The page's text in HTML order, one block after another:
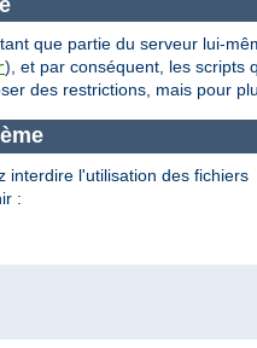
que partie du serveur lui-
), et par conséquent, les scripts
des restrictions, mais pour
interdire l'utilisation des fichiers
: